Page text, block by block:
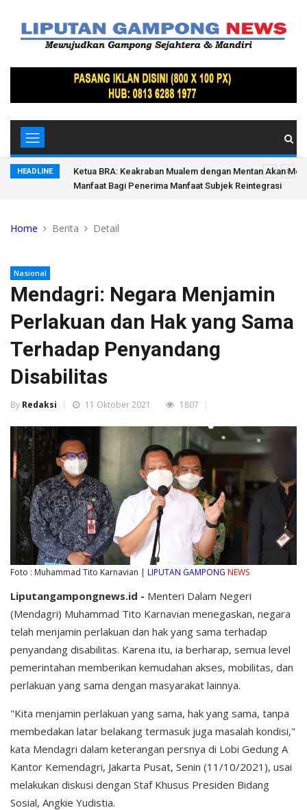
HEADLINE
di
Ketua BRA: Keakraban Mualem dengan Mentan Akan
Manfaat Bagi Penerima Manfaat Subjek Reintegrasi
Home Berita Detail
Nasional
Mendagri: Negara Menjamin
Perlakuan dan Hak yang Sama
Terhadap Penyandang
Disabilitas
By Redaksi 11 Oktober 2021 1807
Foto : Muhammad Tito Karnavian | LIPUTAN GAMPONG NEWS
Liputangampongnews.id - Menteri Dalam Negeri
(Mendagri) Muhammad Tito Karnavian menegaskan, negara
telah menjamin perlakuan dan hak yang sama terhadap
penyandang disabilitas. Karena itu, ia berharap, semua level
pemerintahan memberikan kemudahan akses, mobilitas, dan
perlakuan yang sama dengan masyarakat lainnya.
"Kita menjamin perlakuan yang sama, hak yang sama, tanpa
membedakan latar belakang termasuk juga masalah kondisi,"
kata Mendagri dalam keterangan persnya di Lobi Gedung A
Kantor Kemendagri, Jakarta Pusat, Senin (11/10/2021), usai
melakukan diskusi dengan Staf Khusus Presiden Bidang
Sosial, Angkie Yudistia.